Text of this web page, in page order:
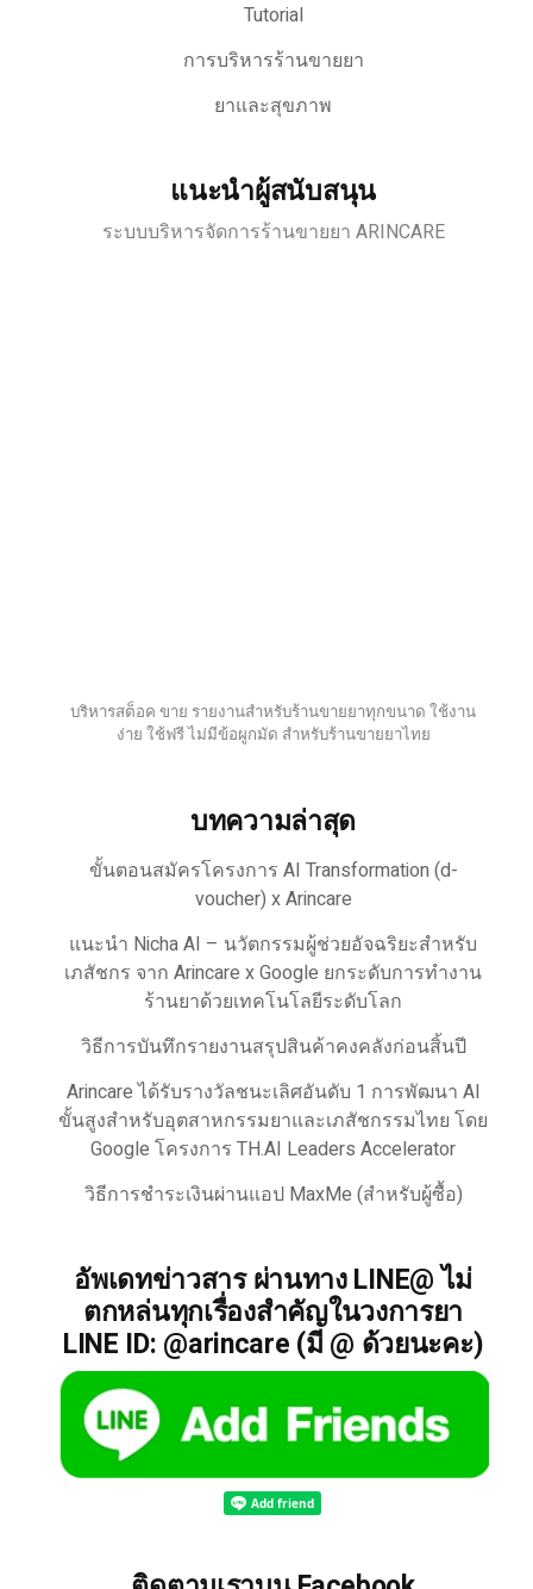
Tutorial
การบริหารร้านขายยา
ยาและสุขภาพ
แนะนำผู้สนับสนุน
ระบบบริหารจัดการร้านขายยา ARINCARE
บริหารสต็อค ขาย รายงานสำหรับร้านขายยาทุกขนาด ใช้งาน
ง่าย ใช้ฟรี ไม่มีข้อผูกมัด สำหรับร้านขายยาไทย
บทความล่าสุด
ขั้นตอนสมัครโครงการ AI Transformation (d-
voucher) x Arincare
แนะนำ Nicha AI – นวัตกรรมผู้ช่วยอัจฉริยะสำหรับ
เภสัชกร จาก Arincare x Google ยกระดับการทำงาน
ร้านยาด้วยเทคโนโลยีระดับโลก
วิธีการบันทึกรายงานสรุปสินค้าคงคลังก่อนสิ้นปี
Arincare ได้รับรางวัลชนะเลิศอันดับ 1 การพัฒนา AI
ขั้นสูงสำหรับอุตสาหกรรมยาและเภสัชกรรมไทย โดย
Google โครงการ TH.AI Leaders Accelerator
วิธีการชำระเงินผ่านแอป MaxMe (สำหรับผู้ซื้อ)
อัพเดทข่าวสาร ผ่านทาง LINE@ ไม่
ตกหล่นทุกเรื่องสำคัญในวงการยา
LINE ID: @arincare (มี @ ด้วยนะคะ)